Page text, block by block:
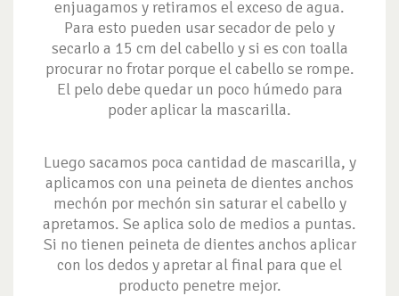
enjuagamos y retiramos el exceso de agua.
Para esto pueden usar secador de pelo y
secarlo a 15 cm del cabello y si es con toalla
procurar no frotar porque el cabello se rompe.
El pelo debe quedar un poco húmedo para
poder aplicar la mascarilla.
Luego sacamos poca cantidad de mascarilla, y
aplicamos con una peineta de dientes anchos
mechón por mechón sin saturar el cabello y
apretamos. Se aplica solo de medios a puntas.
Si no tienen peineta de dientes anchos aplicar
con los dedos y apretar al final para que el
producto penetre mejor.